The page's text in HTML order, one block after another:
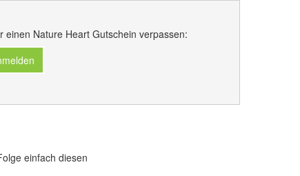
einen Nature Heart Gutschein verpassen:
einfach diesen